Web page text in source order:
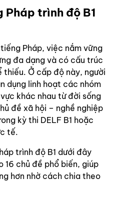
Pháp trình độ B1
Pháp, việc nắm vững
đa dạng và có cấu trúc
thiếu. Ở cấp độ này, người
dụng linh hoạt các nhóm
khác nhau từ đời sống
đề xã hội – nghề nghiệp
kỳ thi DELF B1 hoặc
tế.
trình độ B1 dưới đây
16 chủ đề phổ biến, giúp
hơn nhờ cách chia theo